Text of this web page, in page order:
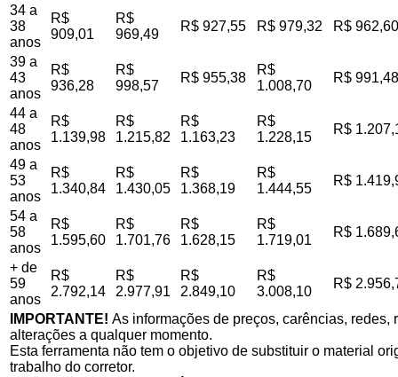
34 a
38
anos
R$
909,01
R$
969,49
R$ 927,55 R$ 979,32 R$ 962,60
39 a
43
anos
R$
936,28
R$
998,57
R$ 955,38
R$
1.008,70
R$ 991,48
44 a
48
anos
R$
1.139,98
R$
1.215,82
R$
1.163,23
R$
1.228,15
R$
49 a
53
anos
R$
1.340,84
R$
1.430,05
R$
1.368,19
R$
1.444,55
R$
54 a
58
anos
R$
1.595,60
R$
1.701,76
R$
1.628,15
R$
1.719,01
R$
+ de
59
anos
R$
2.792,14
R$
2.977,91
R$
2.849,10
R$
3.008,10
R$
IMPORTANTE! As informações de preços, carências,
alterações a qualquer momento.
Esta ferramenta não tem o objetivo de substituir o material
trabalho do corretor.